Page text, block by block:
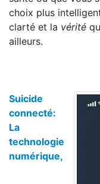
choix plus
clarté et la vérité
ailleurs.
Suicide
connecté:
La
technologie
numérique,